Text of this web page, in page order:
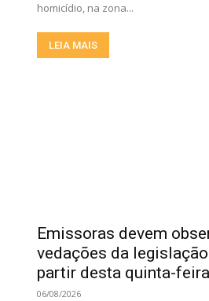
homicídio, na zona...
LEIA MAIS
Emissoras devem
vedações da
partir desta quinta-feira
06/08/2026